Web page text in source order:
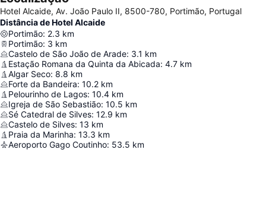
Hotel Alcaide, Av. João Paulo II, 8500-780, Portimão, Portugal
Distância de Hotel Alcaide
Portimão: 2.3 km
Portimão: 3 km
Castelo de São João de Arade: 3.1 km
Estação Romana da Quinta da Abicada: 4.7 km
Algar Seco: 8.8 km
Forte da Bandeira: 10.2 km
Pelourinho de Lagos: 10.4 km
Igreja de São Sebastião: 10.5 km
Sé Catedral de Silves: 12.9 km
Castelo de Silves: 13 km
Praia da Marinha: 13.3 km
Aeroporto Gago Coutinho: 53.5 km